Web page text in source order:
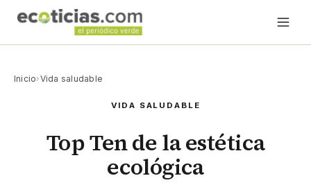
Inicio›Vida saludable
VIDA SALUDABLE
Top Ten de la estética
ecológica